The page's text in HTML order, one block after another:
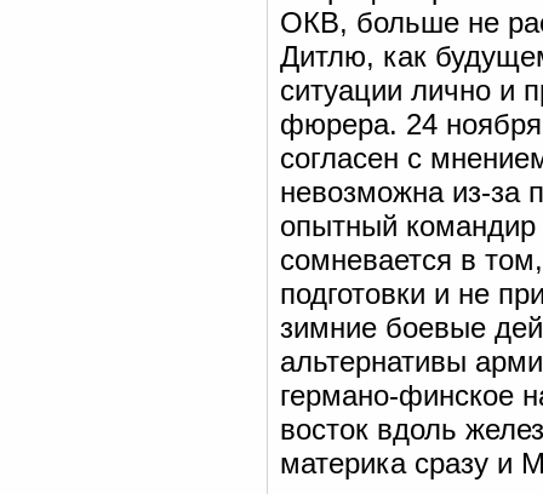
ОКВ, больше не
Дитлю, как
ситуации лично и
фюрера. 24
согласен с
невозможна из-за
опытный командир
сомневается в
подготовки и не
зимние боевые
альтернативы
германо-финское
восток вдоль
материка сразу и